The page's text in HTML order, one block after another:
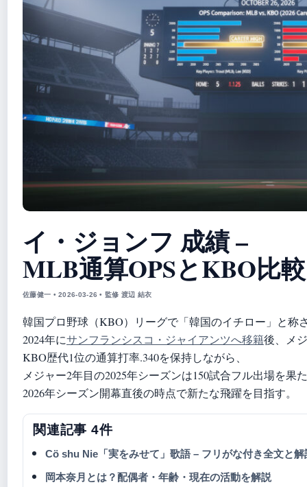
イ・ジョンフ 成績 –
MLB通算OPSとKBO比
佐藤健一 • 2026-03-26 • 監修 渡辺 結衣
韓国プロ野球（KBO）リーグで「韓国のイチロー」と称
2024年にサンフランシスコ・ジャイアンツへ移籍後、メ
KBO歴代1位の通算打率.340を保持しながら、
メジャー2年目の2025年シーズンは150試合フル出場を果
2026年シーズン開幕直後の時点で新たな飛躍を目指す。
関連記事 4件
Cö shu Nie「実をみせて」歌語 – フリがな付き全文と解
岡本奈月とは？配偶者・年齢・現在の活動を解説